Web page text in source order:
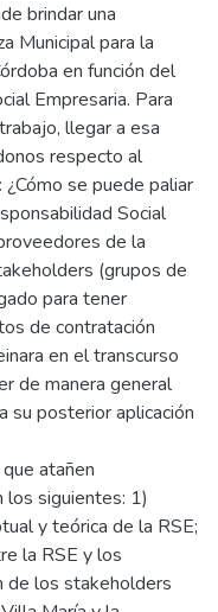
brindar una
Municipal para la
en función del
Empresaria. Para
llegar a esa
respecto al
se puede paliar
Social
de la
(grupos de
para tener
de contratación
en el transcurso
de manera general
su posterior aplicación
atañen
los siguientes: 1)
y teórica de la RSE;
la RSE y los
de los stakeholders